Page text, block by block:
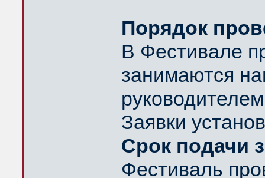
Порядок
В Фестивале
занимаются
Заявки
Срок подачи
Фестиваль